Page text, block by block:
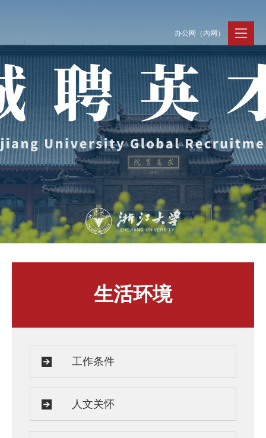
办公网（内网）
聚贤纳才
Jobs @ ZJU
招聘公告
加入我们
走进浙大
Discover ZJU
浙大简况
人才队伍
人才动态
News and Events
新闻速递
人才风采
事业发展
Careers @ ZJU
支持保障
Work and Life
住房资源
服务保障
生活环境
工作条件
人文关怀